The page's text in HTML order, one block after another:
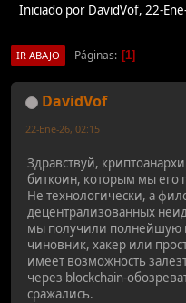
Iniciado por DavidVof, 22-
IR ABAJO Páginas 1
DavidVof
22-Ene-26, 02:15
Здравствуй,
биткоин, которым мы его
Не технологически, а
децентрализованных
мы получили полнейшую
чиновник, хакер или
имеет возможность
через blockchain-
сражались.